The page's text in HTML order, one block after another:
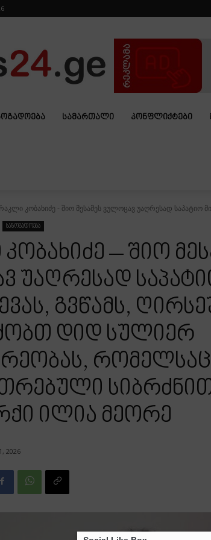
ᲡᲐᲛᲐᲠᲗᲐᲚᲘ ᲙᲝᲜᲤᲚᲘᲥᲢᲔᲑᲘ
კობახიძე - შიო მესამეს ვულოცავ უაღრესად საპატიო
საზოგადოება
– შიო
უაღრესად
გვწამს,
დიდ სულიერ
რომელსაც
ილია მეორე
2026